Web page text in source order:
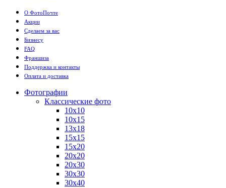
О ФотоПочте
Акции
Сделаем за вас
Бизнесу
FAQ
Франшиза
Поддержка и контакты
Оплата и доставка
Фотографии
Классические фото
10х10
10х15
13х18
15х15
15х20
20х20
20х30
30х30
30х40